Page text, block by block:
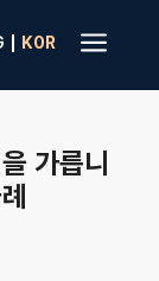
K0R a
가릅니